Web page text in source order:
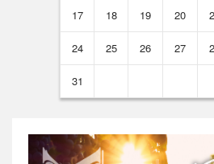
17 18 19 20
24 25 26 27
31